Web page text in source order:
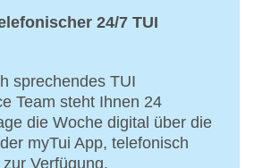
24/7 TUI
sprechendes TUI
Team steht Ihnen 24
die Woche digital über die
myTui App, telefonisch
Verfügung.